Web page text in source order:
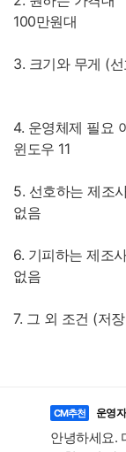
100만원대
3. 크기와 무게 (
4. 운영체제 필요
윈도우 11
5. 선호하는 제조
없음
6. 기피하는 제조
없음
7. 그 외 조건 (저
CM추천 운영자
안녕하세요.